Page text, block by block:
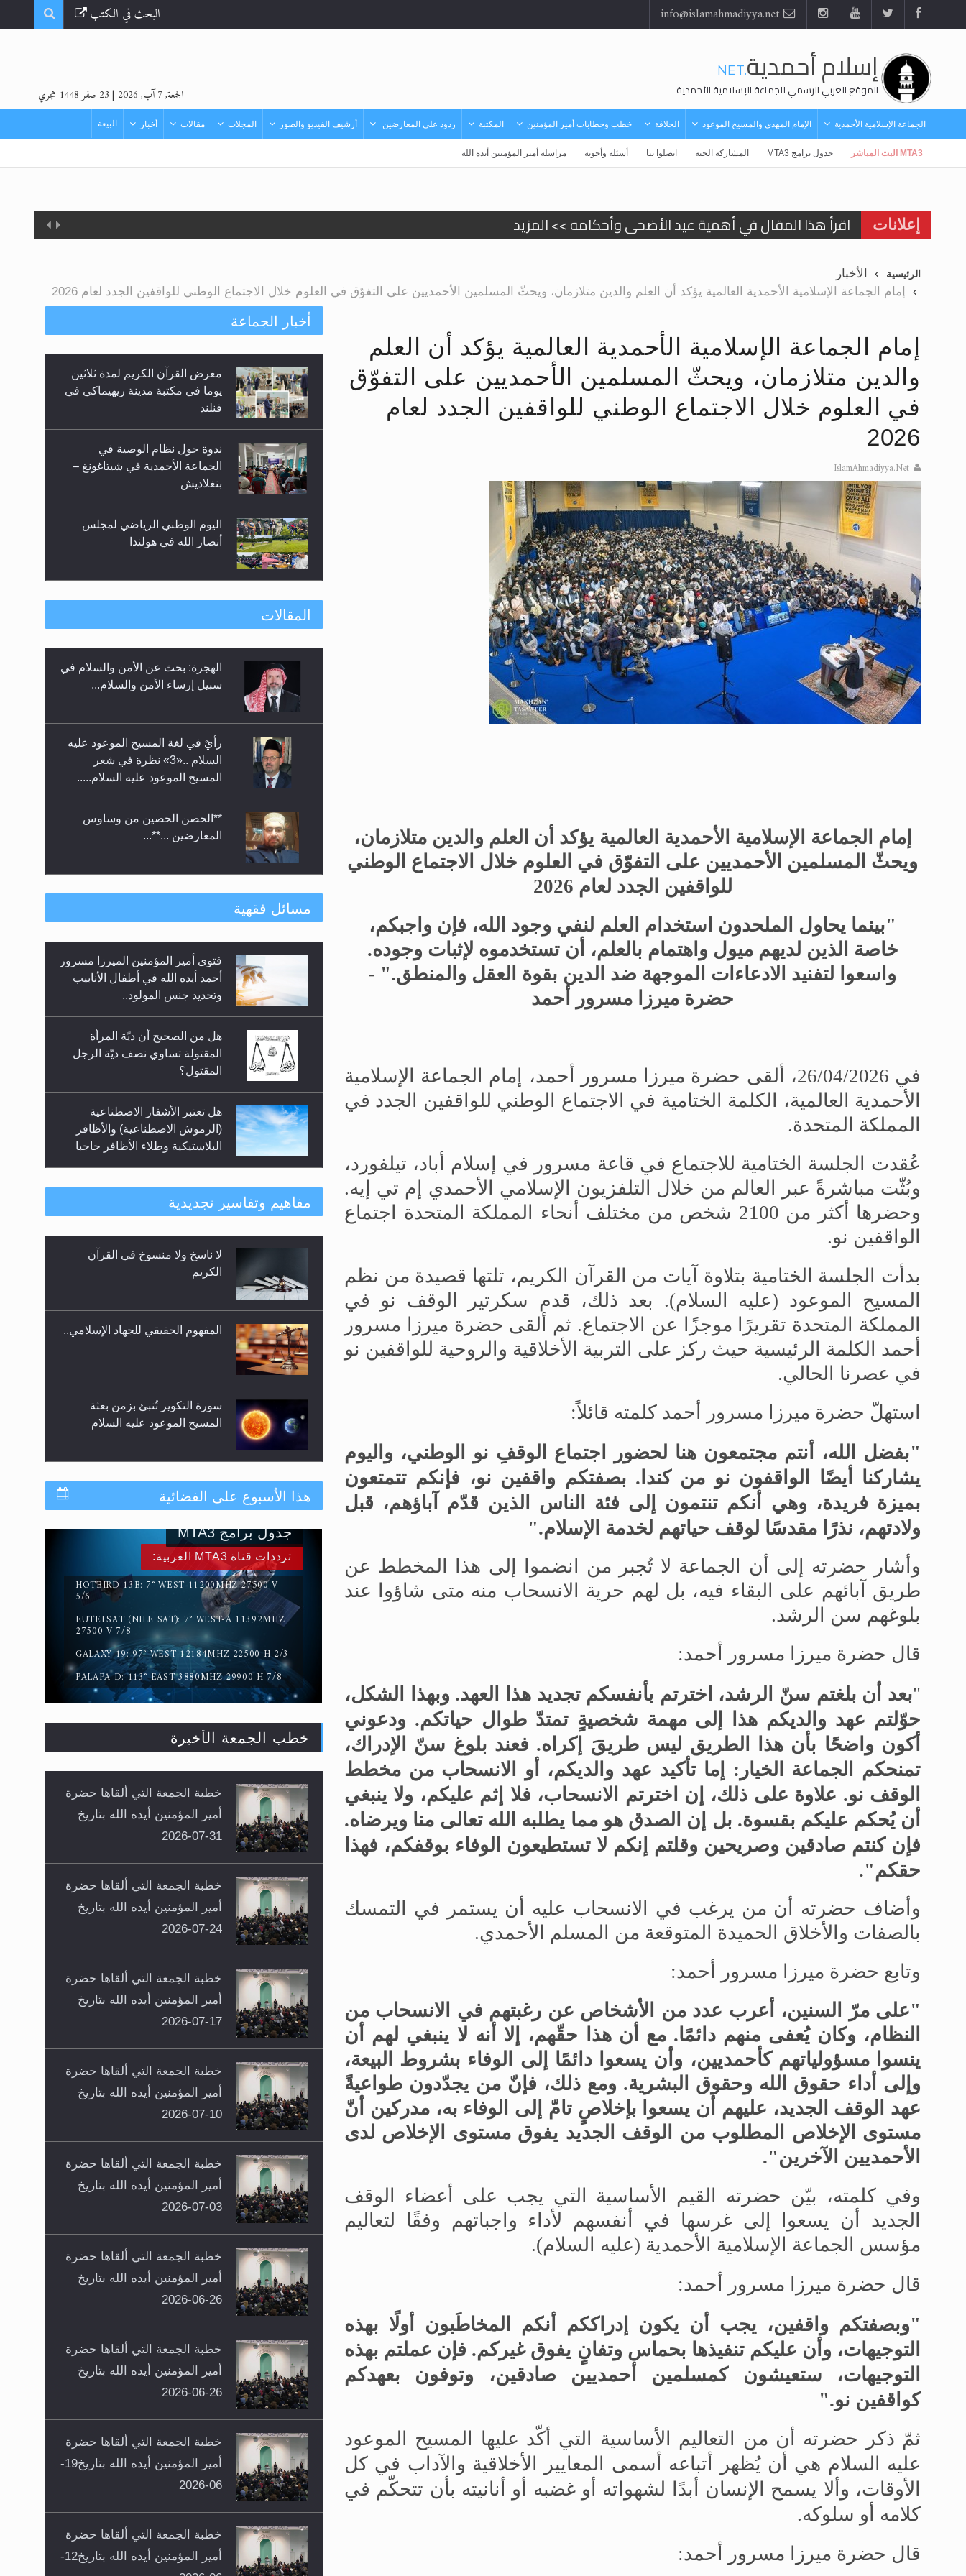
البحث في الكتب
إسلام أحمدية.NET
الموقع العربي الرسمي للجماعة الإسلامية الأحمدية الجمعة, 7 آب, 2026 | 23 صفر 1448 هجري
الجماعة الإسلامية الأحمدية الإمام المهدي والمسيح الموعود الخلافة خطب وخطابات أمير المؤمنين المكتبة ردود على المعارضين أرشيف الفيديو والصور المجلات مقالات أخبار البيعة
MTA3 البث المباشر جدول برامج MTA3 المشاركة الحية اتصلوا بنا أسئلة وأجوبة مراسلة أمير المؤمنين أيده الله
إعلانات
اقرأ هذا المقال في أهمية عيد الأضحى وأحكامه >> المزيد
الحجّ.. دلالات، حِكم، وأهداف >> المزيد
تعميم هامّ لأفراد الجماعة >> المزيد
إعلان هامّ بخصوص الرسائل المرسلة إلى حضرة امير المؤمنين أيده الله والمكتب العربي >> المزيد
للانتقال إلى كافة الردود على القمص زكريا يطرس وأعداء الإسلام اضغط هنا >> المزيد
عرض مصوَّر لأقوال المستشرقين في خاتم النبيين صلى الله عليه وسلم >> المزيد
الحجّ.. دلالات، حِكم، وأهداف >> المزيد
الرئيسية
الأخبار
إمام الجماعة الإسلامية الأحمدية العالمية يؤكد أن العلم والدين متلازمان، ويحثّ المسلمين الأحمديين على التفوّق في العلوم خلال الاجتماع الوطني للواقفين الجدد لعام 2026
إمام الجماعة الإسلامية الأحمدية العالمية يؤكد أن العلم
والدين متلازمان، ويحثّ المسلمين الأحمديين على التفوّق
في العلوم خلال الاجتماع الوطني للواقفين الجدد لعام
2026
IslamAhmadiyya.Net
إمام الجماعة الإسلامية الأحمدية العالمية يؤكد أن العلم والدين متلازمان،
ويحثّ المسلمين الأحمديين على التفوّق في العلوم خلال الاجتماع الوطني
للواقفين الجدد لعام 2026
"بينما يحاول الملحدون استخدام العلم لنفي وجود الله، فإن واجبكم،
خاصة الذين لديهم ميول واهتمام بالعلم، أن تستخدموه لإثبات وجوده.
واسعوا لتفنيد الادعاءات الموجهة ضد الدين بقوة العقل والمنطق.
" -
حضرة ميرزا مسرور أحمد
في 26/04/2026، ألقى حضرة ميرزا
مسرور أحمد، إمام الجماعة الإسلامية
الأحمدية العالمية، الكلمة الختامية في الاجتماع الوطني للواقفين الجدد في
المملكة المتحدة.
عُقدت الجلسة الختامية للاجتماع في قاعة مسرور في إسلام أباد، تيلفورد،
وبُثّت مباشرةً عبر العالم من خلال التلفزيون الإسلامي الأحمدي إم تي إيه.
وحضرها أكثر من 2100 شخص من مختلف أنحاء المملكة المتحدة اجتماع
الواقفين نو.
بدأت الجلسة الختامية بتلاوة آيات من القرآن الكريم، تلتها قصيدة من نظم
المسيح الموعود (عليه السلام). بعد ذلك، قدم سكرتير الوقف نو في
المملكة المتحدة تقريرًا موجزًا عن الاجتماع. ثم ألقى حضرة ميرزا مسرور
أحمد الكلمة الرئيسية حيث ركز على التربية الأخلاقية والروحية للواقفين نو
في عصرنا الحالي.
استهلّ حضرة ميرزا مسرور أحمد كلمته قائلاً:
"بفضل الله، أنتم مجتمعون هنا لحضور اجتماع الوقفِ نو الوطني، واليوم
يشاركنا أيضًا الواقفون نو من كندا . بصفتكم واقفين نو، فإنكم تتمتعون
بميزة فريدة، وهي أنكم تنتمون إلى فئة الناس الذين قدّم آباؤهم، قبل
ولادتهم، نذرًا مقدسًا لوقف حياتهم لخدمة الإسلام.
"
وأشار حضرته إلى أن الجماعة لا تُجبر من انضموا إلى هذا المخطط عن
طريق آبائهم على البقاء فيه، بل لهم حرية الانسحاب منه متى شاؤوا عند
بلوغهم سن الرشد.
قال حضرة ميرزا مسرور أحمد:
"بعد أن بلغتم سنّ الرشد، اخترتم بأنفسكم تجديد هذا العهد. وبهذا الشكل،
حوّلتم عهد والديكم هذا إلى مهمة شخصيةٍ تمتدّ طوال حياتكم. ودعوني
أكون واضحًا بأن هذا الطريق ليس طريقَ إكراه. فعند بلوغ سنّ الإدراك،
تمنحكم الجماعة الخيار: إما تأكيد عهد والديكم، أو الانسحاب من مخطط
الوقف نو. علاوة على ذلك، إن اخترتم الانسحاب، فلا إثم عليكم، ولا ينبغي
أن يُحكم عليكم بقسوة. بل إن الصدق هو مما يطلبه الله تعالى منا ويرضاه.
فإن كنتم صادقين وصريحين وقلتم إنكم لا تستطيعون الوفاء بوقفكم، فهذا
حقكم."
وأضاف حضرته أن من يرغب في الانسحاب عليه أن يستمر في التمسك
بالصفات والأخلاق الحميدة المتوقعة من المسلم الأحمدي.
وتابع حضرة ميرزا مسرور أحمد:
"على مرّ السنين، أعرب عدد من الأشخاص عن رغبتهم في الانسحاب من
النظام، وكان يُعفى منهم دائمًا. مع أن هذا حقّهم، إلا أنه لا ينبغي لهم أن
ينسوا مسؤولياتهم كأحمديين، وأن يسعوا دائمًا إلى الوفاء بشروط البيعة،
وإلى أداء حقوق الله وحقوق البشرية. ومع ذلك، فإنّ من يجدّدون طواعيةً
عهد الوقف الجديد، عليهم أن يسعوا بإخلاصٍ تامّ إلى الوفاء به، مدركين أنّ
مستوى الإخلاص المطلوب من الوقف الجديد يفوق مستوى الإخلاص لدى
الأحمديين الآخرين."
وفي كلمته، بيّن حضرته القيم الأساسية التي يجب على أعضاء الوقف
الجديد أن يسعوا إلى غرسها في أنفسهم لأداء واجباتهم وفقًا لتعاليم
مؤسس الجماعة الإسلامية الأحمدية (عليه السلام).
قال حضرة ميرزا مسرور أحمد:
"وبصفتكم واقفين، يجب أن يكون إدراككم أنكم المخاطَبون أولًا بهذه
التوجيهات، وأن عليكم تنفيذها بحماس وتفانٍ يفوق غيركم. فإن عملتم بهذه
التوجيهات، ستعيشون كمسلمين أحمديين صادقين، وتوفون بعهدكم
كواقفين نو.
"
ثمّ ذكر حضرته أن من التعاليم الأساسية التي أكّد عليها المسيح الموعود
عليه السلام هي أن يُظهر أتباعه أسمى المعايير الأخلاقية والآداب في كل
الأوقات، وألا يسمح الإنسان أبدًا لشهواته أو غضبه أو أنانيته بأن تتحكّم في
كلامه أو سلوكه.
قال حضرة ميرزا مسرور أحمد:
أخبار الجماعة
معرض القرآن الكريم لمدة ثلاثين
يوما في مكتبة مدينة ريهيماكي في
فنلند
ندوة حول نظام الوصية في
الجماعة الأحمدية في شيتاغونغ –
بنغلاديش
اليوم الوطني الرياضي لمجلس
أنصار الله في هولندا
إتمام حفظ القرآن الكريم لثلاثة
حفل توزيع الشهادات في الجامعة
الأحمدية بنيجيريا لعام 2025
المقالات
الهجرة: بحث عن الأمن والسلام في
سبيل إرساء الأمن والسلام...
رأيٌ في لغة المسيح الموعود عليه
السلام ..«3» نظرة في شعر
المسيح الموعود عليه السلام.....
**الحصن الحصين من وساوس
المعارضين ...**...
متطلَّبات التّحريك الجديد...
رأيٌ في لغة المسيح الموعود عليه
السلام.. 4...
مسائل فقهية
فتوى أمير المؤمنين الميرزا مسرور
أحمد أيده الله في أطفال الأنابيب
وتحديد جنس المولود..
هل من الصحيح أن ديّة المرأة
المقتولة تساوي نصف ديّة الرجل
المقتول؟
هل تعتبر الأشفار الاصطناعية
(الرموش الاصطناعية) والأظافر
البلاستيكية وطلاء الأظافر حاجبا
هل يُحسب حول الزكاة وفق السنة
الميلادية أو الهجرية؟
هل يجوز فتح مشروع كوافير نسائي
للمحجبات وغير المحجبات؟
مفاهيم وتفاسير تجديدية
لا ناسخ ولا منسوخ في القرآن
الكريم
المفهوم الحقيقي للجهاد الإسلامي..
سورة التكوير تُنبئ بزمن بعثة
المسيح الموعود عليه السلام
حقيقة المسيح الدجال
القرآن قاضٍ وحكمٌ على السنة
ومهيمنٌ عليها.. ليس العكس
هذا الأسبوع على الفضائية
ترددات قناة MTA3 العربية:
HOTBIRD 13B: 7° WEST 11200MHZ 27500 V
5/6
EUTELSAT (NILE SAT): 7° WEST-A 11392MHZ
27500 V 7/8
GALAXY 19: 97° WEST 12184MHZ 22500 H 2/3
PALAPA D: 113° EAST 3880MHZ 29900 H 7/8
جدول برامج MTA3
خطب الجمعة الأخيرة
خطبة الجمعة التي ألقاها حضرة
أمير المؤمنين أيده الله بتاريخ
31-07-2026
خطبة الجمعة التي ألقاها حضرة
أمير المؤمنين أيده الله بتاريخ
24-07-2026
خطبة الجمعة التي ألقاها حضرة
أمير المؤمنين أيده الله بتاريخ
17-07-2026
خطبة الجمعة التي ألقاها حضرة
أمير المؤمنين أيده الله بتاريخ
10-07-2026
خطبة الجمعة التي ألقاها حضرة
أمير المؤمنين أيده الله بتاريخ
03-07-2026
خطبة الجمعة التي ألقاها حضرة
أمير المؤمنين أيده الله بتاريخ
26-06-2026
خطبة الجمعة التي ألقاها حضرة
أمير المؤمنين أيده الله بتاريخ
26-06-2026
خطبة الجمعة التي ألقاها حضرة
أمير المؤمنين أيده الله بتاريخ19-
06-2026
خطبة الجمعة التي ألقاها حضرة
أمير المؤمنين أيده الله بتاريخ12-